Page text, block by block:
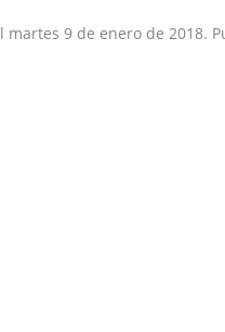
9 de enero de 2018.